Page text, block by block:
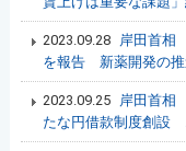
2023.09.28
岸田首相
を報告 新薬開発の推
2023.09.25
岸田首相
たな円借款制度創設